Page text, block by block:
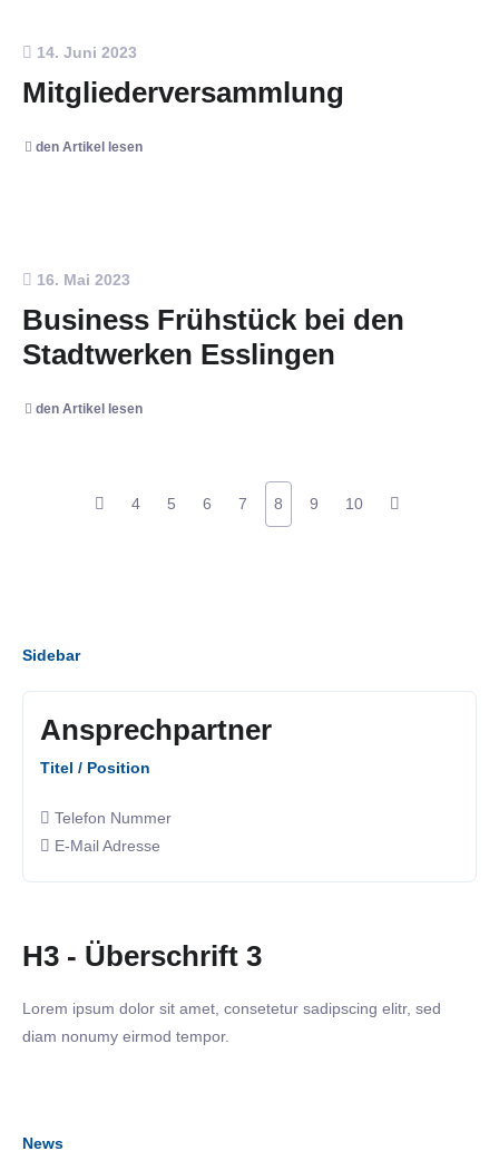
14. Juni 2023
Mitgliederversammlung
den Artikel lesen
16. Mai 2023
Business Frühstück bei den
Stadtwerken Esslingen
den Artikel lesen
4 5 6 7 8 9 10
Sidebar
Ansprechpartner
Titel / Position
Telefon Nummer
E-Mail Adresse
H3 - Überschrift 3
Lorem ipsum dolor sit amet, consetetur sadipscing elitr, sed
diam nonumy eirmod tempor.
News